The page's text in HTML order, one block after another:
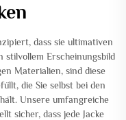
dass sie ultimativen
stilvollem Erscheinungsbild
Materialien, sind diese
die Sie selbst bei den
Unsere umfangreiche
sicher, dass jede Jacke